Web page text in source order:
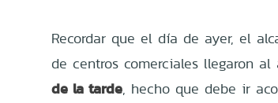
Recordar que el día de ayer, el
de centros comerciales llegaron al
de la tarde, hecho que debe ir